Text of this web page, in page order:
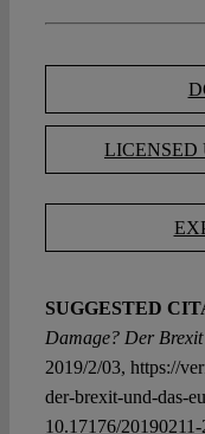
LICENSED
SUGGESTED
Damage? Der
2019/2/03, https://
der-brexit-und-das-
10.17176/